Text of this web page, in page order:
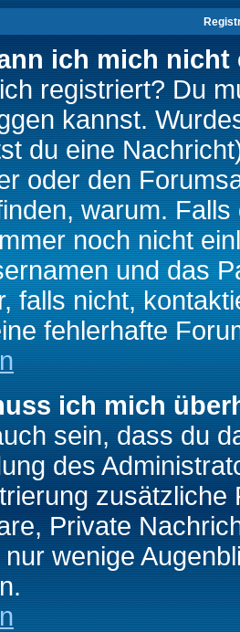
ich mich nicht
registriert? Du
kannst.
du eine
oder den
warum.
noch nicht
und das
falls nicht,
fehlerhafte
ich mich
sein, dass du
des
Private
wenige